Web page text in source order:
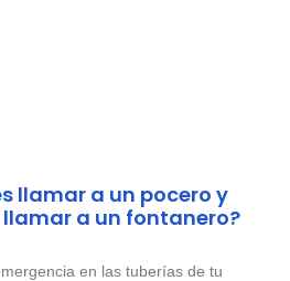
llamar a un pocero y
a un fontanero?
en las tuberías de tu